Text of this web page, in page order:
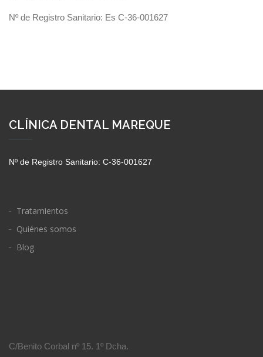
Nº de Registro Sanitario: Es C-36-001627
CLÍNICA DENTAL MAREQUE
Nº de Registro Sanitario: C-36-001627
Tratamientos
Quiénes somos
Blog
C/Benito Corbal nº 15. 1º Dcha.